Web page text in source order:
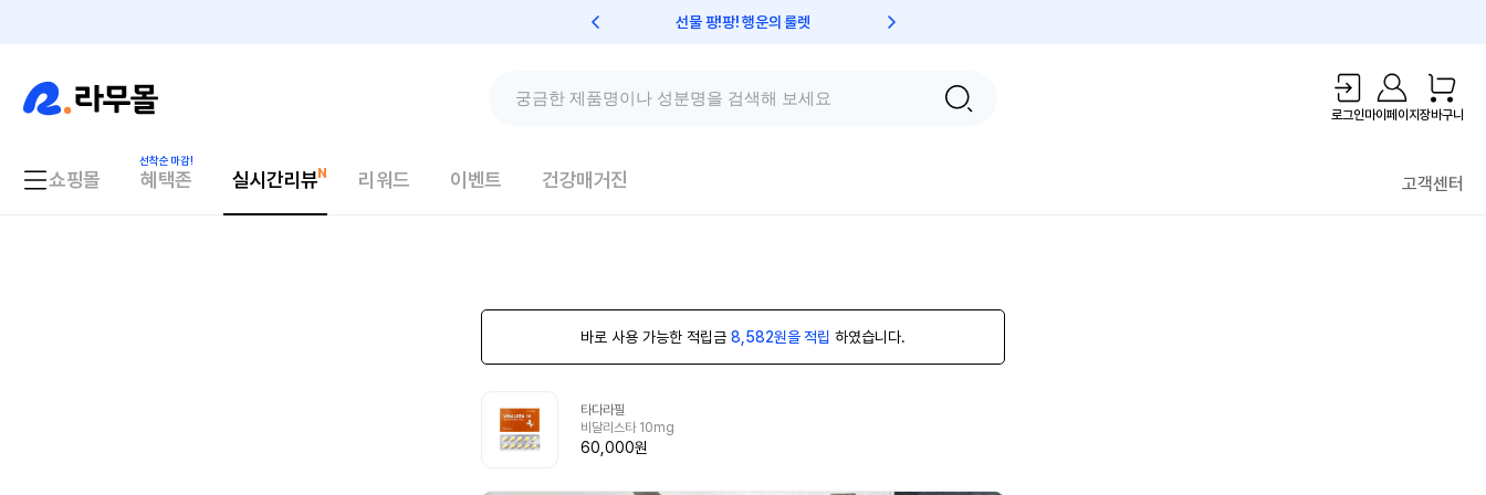
선물 팡!팡! 행운의 룰렛
로그인마이페이지장바구니
쇼핑몰 혜택존 실시간리뷰 리워드 이벤트 건강매거진 고객센터
바로 사용 가능한 적립금 8,582원을 적립 하였습니다.
타다라필
비달리스타 10mg
60,000원